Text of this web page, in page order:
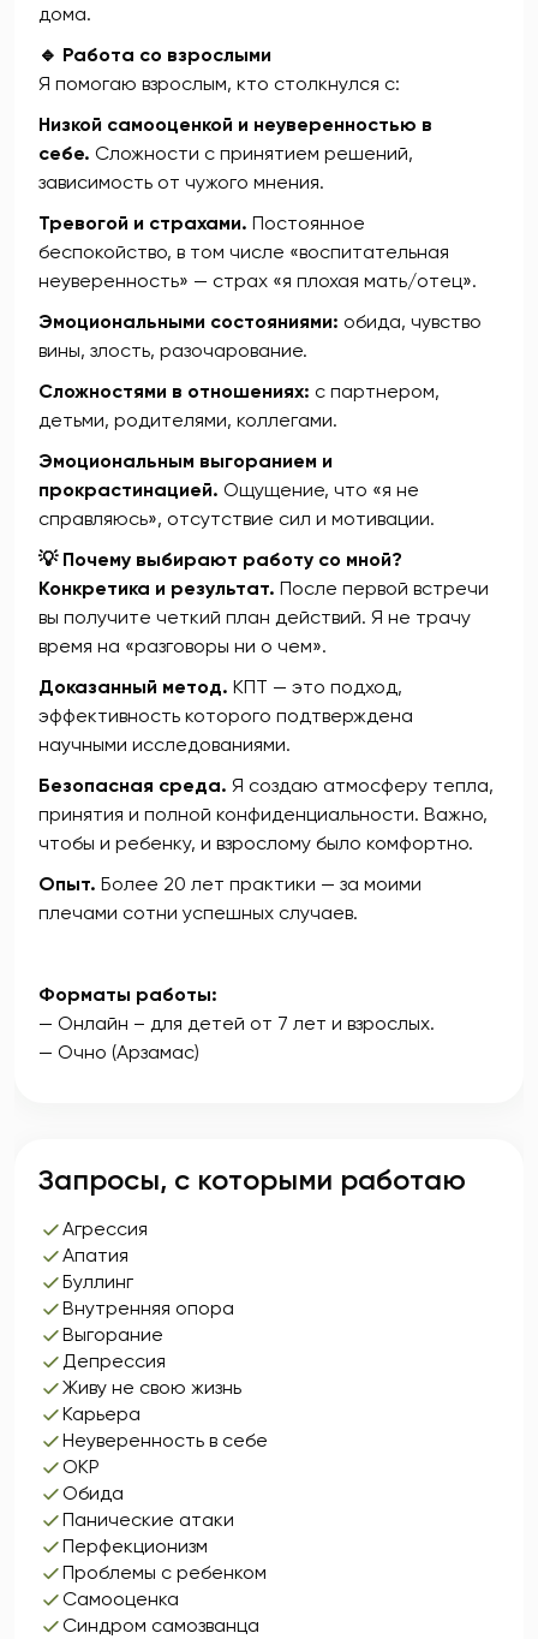
дома.
🔹 Работа со взрослыми
Я помогаю взрослым, кто столкнулся с:
Низкой самооценкой и неуверенностью в
себе. Сложности с принятием решений,
зависимость от чужого мнения.
Тревогой и страхами. Постоянное
беспокойство, в том числе «воспитательная
неуверенность» — страх «я плохая мать/отец».
Эмоциональными состояниями: обида, чувство
вины, злость, разочарование.
Сложностями в отношениях: с партнером,
детьми, родителями, коллегами.
Эмоциональным выгоранием и
прокрастинацией. Ощущение, что «я не
справляюсь», отсутствие сил и мотивации.
💡 Почему выбирают работу со мной?
Конкретика и результат. После первой встречи
вы получите четкий план действий. Я не трачу
время на «разговоры ни о чем».
Доказанный метод. КПТ — это подход,
эффективность которого подтверждена
научными исследованиями.
Безопасная среда. Я создаю атмосферу тепла,
принятия и полной конфиденциальности. Важно,
чтобы и ребенку, и взрослому было комфортно.
Опыт. Более 20 лет практики — за моими
плечами сотни успешных случаев.
Форматы работы:
— Онлайн – для детей от 7 лет и взрослых.
— Очно (Арзамас)
Запросы, с которыми работаю
Агрессия
Апатия
Буллинг
Внутренняя опора
Выгорание
Депрессия
Живу не свою жизнь
Карьера
Неуверенность в себе
ОКР
Обида
Панические атаки
Перфекционизм
Проблемы с ребенком
Самооценка
Синдром самозванца